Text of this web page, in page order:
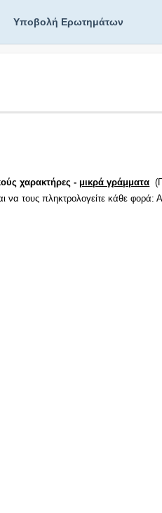
Υποβολή Ερωτημάτων
χαρακτήρες - μικρά γράμματα
τους πληκτρολογείτε κάθε φορά: